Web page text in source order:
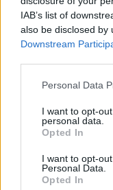
IAB’s list of
also be disclosed by
Downstream
Personal Data
I want to opt-
personal data.
Opted In
I want to opt-
Personal Data.
Opted In
gázellátását
Az OMV 1968-ban -
közül - kötött
azonban továbbra
építése mellett,
Bulgárián,
KEDVES